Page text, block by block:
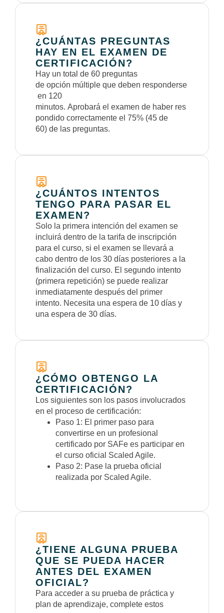
¿CUÁNTAS PREGUNTAS
HAY EN EL EXAMEN DE
CERTIFICACIÓN?
Hay un total de 60 preguntas
de opción múltiple que deben responderse
en 120
minutos. Aprobará el examen de haber res
pondido correctamente el 75% (45 de
60) de las preguntas.
¿CUÁNTOS INTENTOS
TENGO PARA PASAR EL
EXAMEN?
Solo la primera intención del examen se
incluirá dentro de la tarifa de inscripción
para el curso, si el examen se llevará a
cabo dentro de los 30 días posteriores a la
finalización del curso. El segundo intento
(primera repetición) se puede realizar
inmediatamente después del primer
intento. Necesita una espera de 10 días y
una espera de 30 días.
¿CÓMO OBTENGO LA
CERTIFICACIÓN?
Los siguientes son los pasos involucrados
en el proceso de certificación:
Paso 1: El primer paso para
convertirse en un profesional
certificado por SAFe es participar en
el curso oficial Scaled Agile.
Paso 2: Pase la prueba oficial
realizada por Scaled Agile.
¿TIENE ALGUNA PRUEBA
QUE SE PUEDA HACER
ANTES DEL EXAMEN
OFICIAL?
Para acceder a su prueba de práctica y
plan de aprendizaje, complete estos